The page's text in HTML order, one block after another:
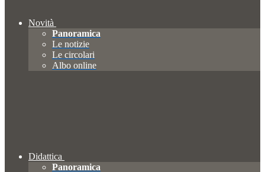
Novità
Panoramica
Le notizie
Le circolari
Albo online
Didattica
Panoramica